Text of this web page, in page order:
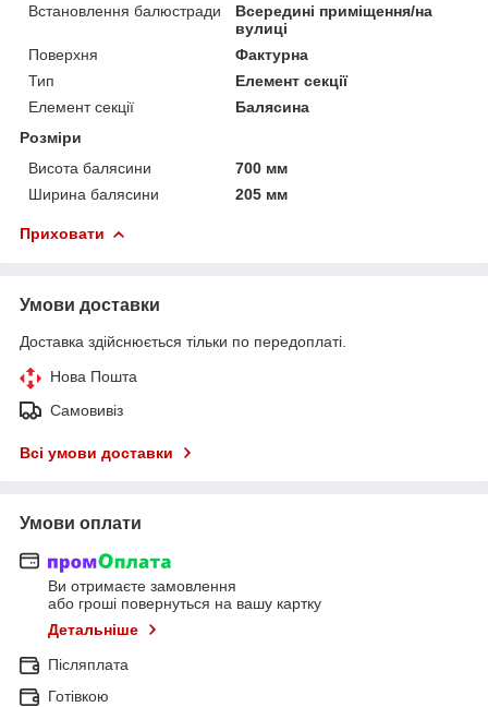
Встановлення балюстради
Всередині приміщення/на
вулиці
Поверхня
Фактурна
Тип
Елемент секції
Елемент секції
Балясина
Розміри
Висота балясини
700 мм
Ширина балясини
205 мм
Приховати
Умови доставки
Доставка здійснюється тільки по передоплаті.
Нова Пошта
Самовивіз
Всі умови доставки
Умови оплати
Ви отримаєте замовлення
або гроші повернуться на вашу картку
Детальніше
Післяплата
Готівкою